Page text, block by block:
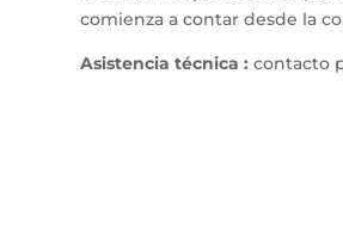
comienza a contar desde la
Asistencia técnica :contacto